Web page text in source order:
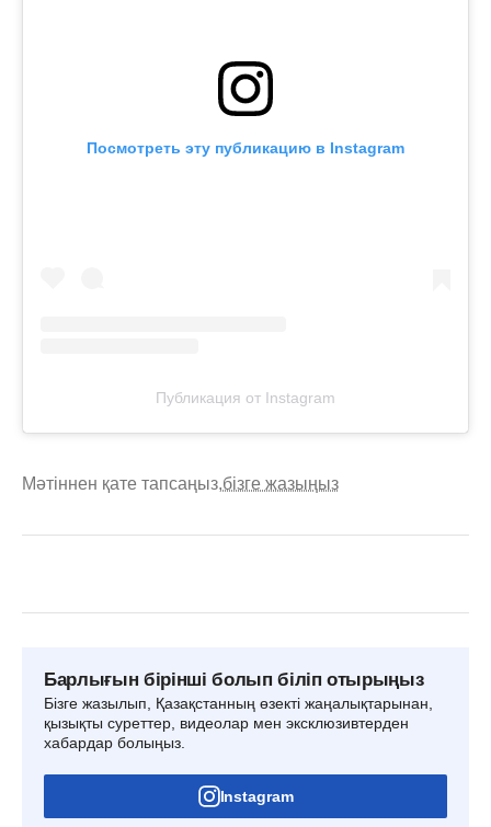
Посмотреть эту публикацию в Instagram
Публикация от Instagram
Мәтіннен қате тапсаңыз,бізге жазыңыз
Барлығын бірінші болып біліп отырыңыз
Бізге жазылып, Қазақстанның өзекті жаңалықтарынан,
қызықты суреттер, видеолар мен эксклюзивтерден
хабардар болыңыз.
Instagram